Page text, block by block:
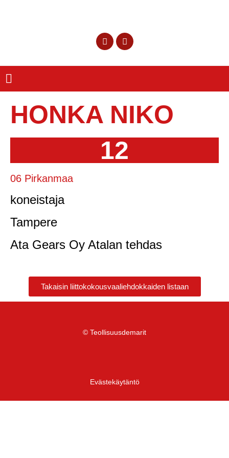
HONKA NIKO
12
06 Pirkanmaa
koneistaja
Tampere
Ata Gears Oy Atalan tehdas
Takaisin liittokokousvaaliehdokkaiden listaan
© Teollisuusdemarit
Evästekäytäntö